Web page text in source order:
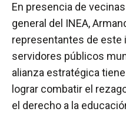
En presencia de
general del INEA,
representantes de este
servidores públicos
alianza estratégica
lograr combatir el
el derecho a la